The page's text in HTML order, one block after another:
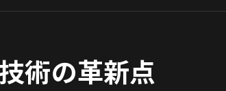
都市開発と連動する舗装工事のトレンド
次世代舗装工事が福岡市の未来を創る
可能な都市開発を支える舗装工事の進歩
術の革新点